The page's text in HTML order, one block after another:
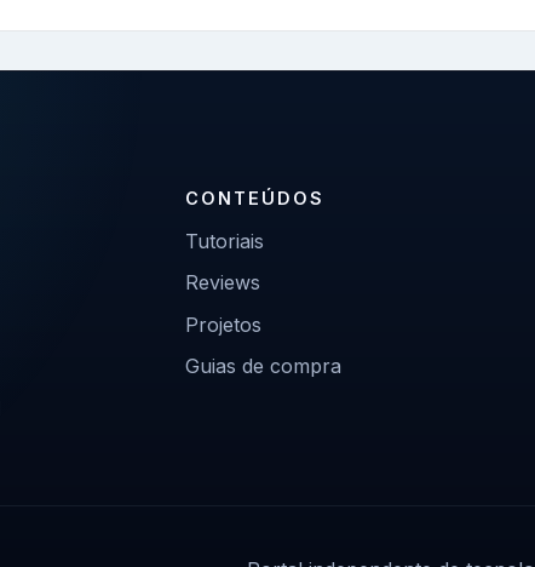
CONTEÚDOS
Tutoriais
Reviews
Projetos
Guias de compra